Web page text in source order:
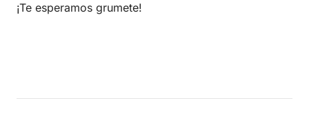
¡Te esperamos grumete!